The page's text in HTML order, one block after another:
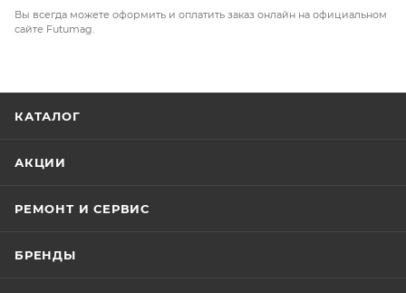
Вы всегда можете оформить и оплатить заказ онлайн на официальном
сайте Futumag.
КАТАЛОГ
АКЦИИ
РЕМОНТ И СЕРВИС
БРЕНДЫ